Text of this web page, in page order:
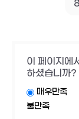
8
이 페이지에
하셨습니까?
매우만족
불만족